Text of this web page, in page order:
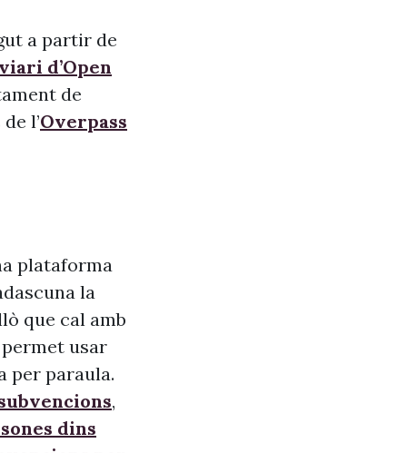
a partir de
d’Open
de
l’Overpass
plataforma
la
que cal amb
usar
per paraula.
,
dins